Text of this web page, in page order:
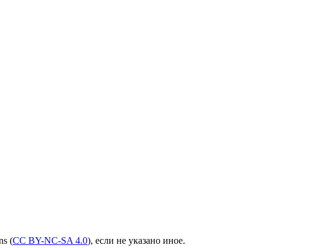
(CC BY-NC-SA 4.0), если не указано иное.